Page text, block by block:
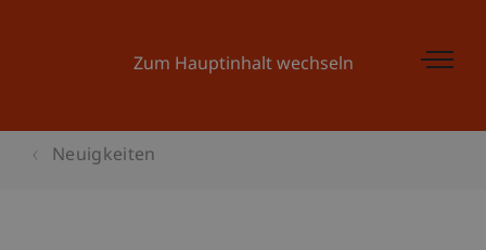
Zum Hauptinhalt wechseln
Neuigkeiten